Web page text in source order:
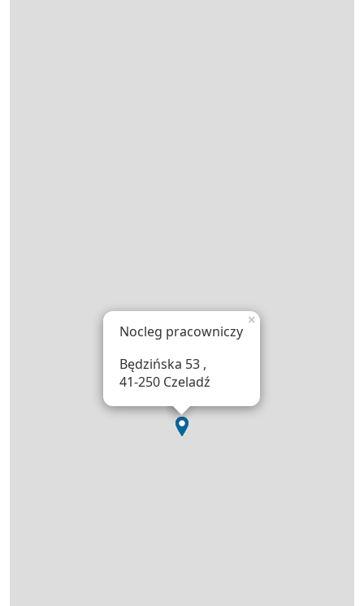
Nocleg pracowniczy
Będzińska 53 ,
41-250 Czeladź
×